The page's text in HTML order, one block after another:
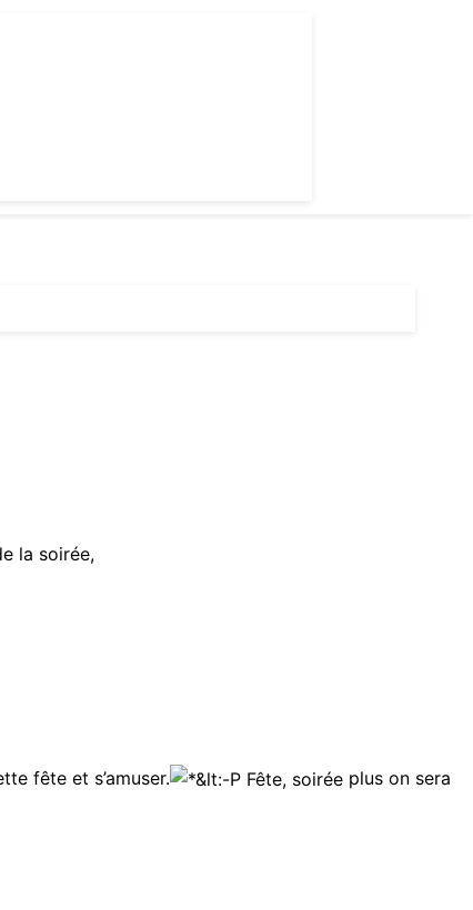
la soirée,
fête et s’amuser.
plus on sera